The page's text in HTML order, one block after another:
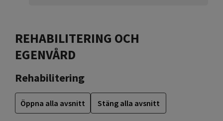
REHABILITERING OCH
EGENVÅRD
Rehabilitering
Öppna alla avsnitt Stäng alla avsnitt